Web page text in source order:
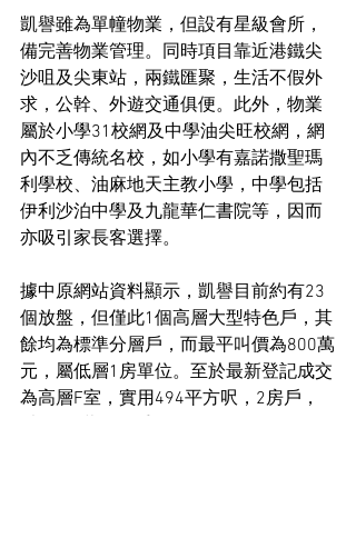
凱譽雖為單幢物業，但設有星級會所，
備完善物業管理。同時項目靠近港鐵尖
沙咀及尖東站，兩鐵匯聚，生活不假外
求，公幹、外遊交通俱便。此外，物業
屬於小學31校網及中學油尖旺校網，網
內不乏傳統名校，如小學有嘉諾撒聖瑪
利學校、油麻地天主教小學，中學包括
伊利沙泊中學及九龍華仁書院等，因而
亦吸引家長客選擇。
據中原網站資料顯示，凱譽目前約有23
個放盤，但僅此1個高層大型特色戶，其
餘均為標準分層戶，而最平叫價為800萬
元，屬低層1房單位。至於最新登記成交
為高層F室，實用494平方呎，2房戶，